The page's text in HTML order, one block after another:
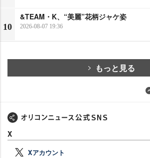
10
&TEAM・K、“美麗”花柄ジャケ姿
2026-08-07 19:36
もっと見る
X
Xアカウント